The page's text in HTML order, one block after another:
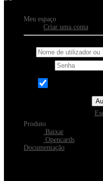
Meu espaço
Criar uma conta
Produto
Baixar
Opencards
Documentação
Tudo o que você precisa